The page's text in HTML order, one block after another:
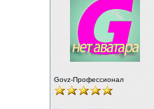
Govz-Профессионал